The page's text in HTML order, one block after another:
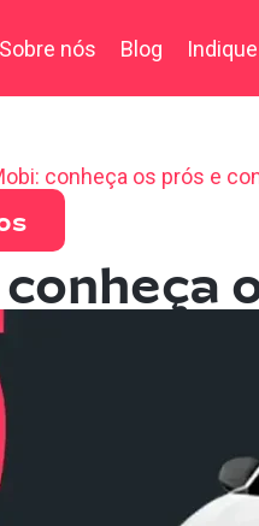
Sobre nós Blog
conheça os prós e